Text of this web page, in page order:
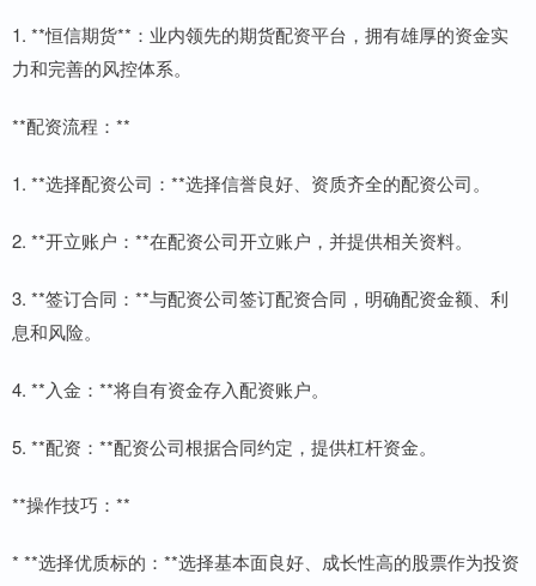
1. **恒信期货**：业内领先的期货配资平台，拥有雄厚的资金实
力和完善的风控体系。
**配资流程：**
1. **选择配资公司：**选择信誉良好、资质齐全的配资公司。
2. **开立账户：**在配资公司开立账户，并提供相关资料。
3. **签订合同：**与配资公司签订配资合同，明确配资金额、利
息和风险。
4. **入金：**将自有资金存入配资账户。
5. **配资：**配资公司根据合同约定，提供杠杆资金。
**操作技巧：**
* **选择优质标的：**选择基本面良好、成长性高的股票作为投资